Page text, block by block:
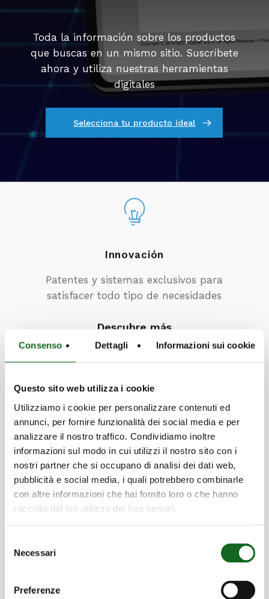
Consenso Dettagli Informazioni sui cookie
Questo sito web utilizza i cookie
Utilizziamo i cookie per personalizzare contenuti ed
annunci, per fornire funzionalità dei social media e per
analizzare il nostro traffico. Condividiamo inoltre
informazioni sul modo in cui utilizzi il nostro sito con i
nostri partner che si occupano di analisi dei dati web,
pubblicità e social media, i quali potrebbero combinarle
con altre informazioni che hai fornito loro o che hanno
raccolto dal tuo utilizzo dei loro servizi.
delNecessari
Preferenze
Toda la información sobre los productos
que buscas en un mismo sitio. Suscríbete
ahora y utiliza nuestras herramientas
digitales
Selecciona tu producto ideal
Innovación
Patentes y sistemas exclusivos para
satisfacer todo tipo de necesidades
Descubre más
CertificacionesCertificaciones
La garantía de nuestro compromiso con la
sostenibilidad medioambiental, la
seguridad laboral y la fiabilidad de los
productos